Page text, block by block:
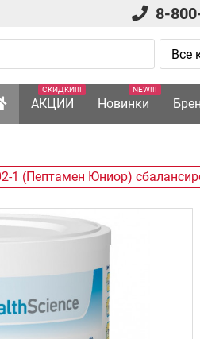
8-
АКЦИИ
СКИДКИ!!!
Новинки
NEW!!!
1 (Пептамен Юниор)